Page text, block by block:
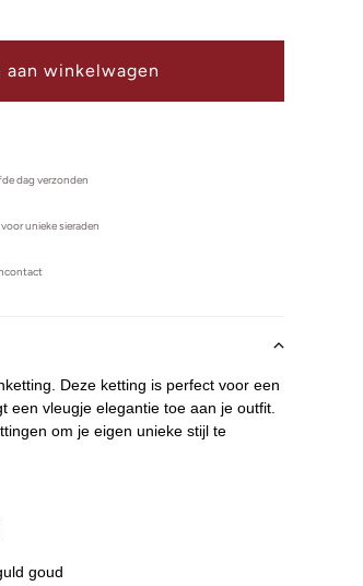
aan winkelwagen
dag verzonden
unieke sieraden
Deze ketting is perfect voor een
een vleugje elegantie toe aan je outfit.
om je eigen unieke stijl te
goud